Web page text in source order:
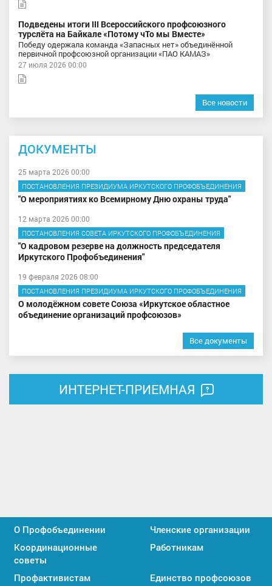
Подведены итоги III Всероссийского профсоюзного
турслёта на Байкале «Потому чТо мы Вместе»
Победу одержала команда «Запасных нет» объединённой
первичной профсоюзной организации «ПАО КАМАЗ»
27 июля 2026 00:00
Все новости
ДОКУМЕНТЫ
25 марта 2026 00:00
ПОСТАНОВЛЕНИЯ ПРЕЗИДИУМА ИРКУТСКОГО ПРОФОБЪЕДИНЕНИЯ
"О мероприятиях ко Всемирному Дню охраны труда"
12 марта 2026 00:00
ПОСТАНОВЛЕНИЯ СОВЕТА ИРКУТСКОГО ПРОФОБЪЕДИНЕНИЯ
"О кадровом резерве на должность председателя
Иркутского Профобъединения"
19 февраля 2026 08:00
ПОСТАНОВЛЕНИЯ ПРЕЗИДИУМА ИРКУТСКОГО ПРОФОБЪЕДИНЕНИЯ
О молодёжном совете Союза «Иркутское областное
объединение организаций профсоюзов»
Все документы
ИНТЕРНЕТ-ПРИЕМНАЯ
О Профобъединении
Членские организации
Координационные
советы
Работникам
Профактивистам Единство профсоюзов